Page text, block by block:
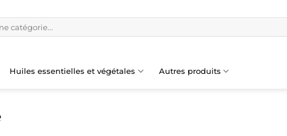
Huiles essentielles et végétales Autres produits